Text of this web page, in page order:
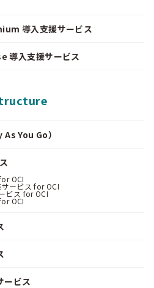
導入支援サービス
入支援サービス
You Go）
OCI
ービス for OCI
ビス for OCI
OCI
ービス